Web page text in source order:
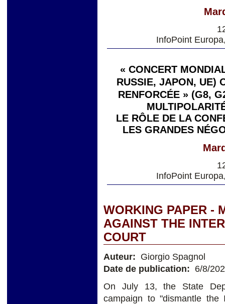
InfoPoint
« CONCERT
RUSSIE, JAPON, UE)
RENFORCÉE » (G8,
LE RÔLE DE LA
LES GRANDES
InfoPoint
WORKING PAPER -
AGAINST THE
COURT
Auteur: Giorgio Spagnol
Date de publication: 6/8/
On July 13, the State
campaign to "dismantle the